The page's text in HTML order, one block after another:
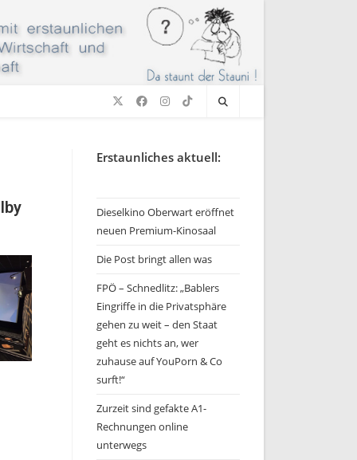
Erstaunliches aktuell:
Dieselkino Oberwart eröffnet
neuen Premium-Kinosaal
Die Post bringt allen was
FPÖ – Schnedlitz: „Bablers
Eingriffe in die Privatsphäre
gehen zu weit – den Staat
geht es nichts an, wer
zuhause auf YouPorn & Co
surft!“
Zurzeit sind gefakte A1-
Rechnungen online
unterwegs